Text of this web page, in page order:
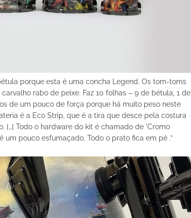
porque esta é uma concha Legend. Os tom-toms
rabo de peixe. Faz 10 folhas – 9 de bétula, 1 de
de um pouco de força porque há muito peso neste
é a Eco Strip, que é a tira que desce pela costura
[…] Todo o hardware do kit é chamado de 'Cromo
um pouco esfumaçado. Todo o prato fica em pé .”